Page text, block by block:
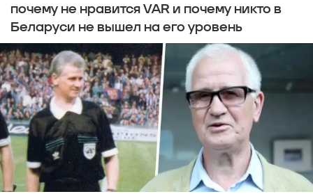
почему не нравится VAR и почему никто в
Беларуси не вышел на его уровень